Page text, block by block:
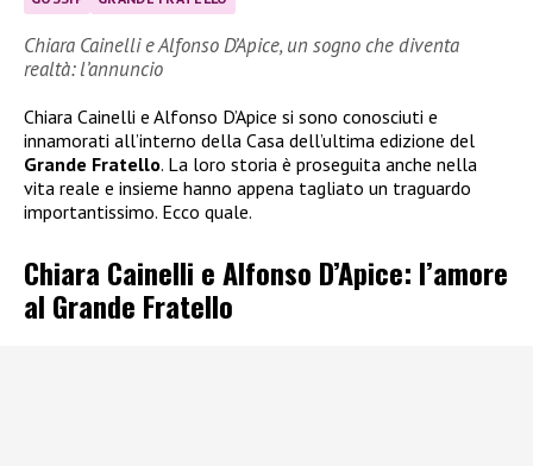
Chiara Cainelli e Alfonso D’Apice, un sogno che diventa
realtà: l’annuncio
Chiara Cainelli e Alfonso D’Apice si sono conosciuti e
innamorati all’interno della Casa dell’ultima edizione del
Grande Fratello. La loro storia è proseguita anche nella
vita reale e insieme hanno appena tagliato un traguardo
importantissimo. Ecco quale.
Chiara Cainelli e Alfonso D’Apice: l’amore
al Grande Fratello